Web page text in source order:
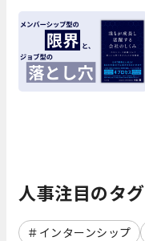
人事注目のタグ
インターンシップ